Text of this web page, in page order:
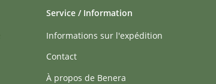
Service / Information
Informations sur l'expédition
Contact
À propos de Benera